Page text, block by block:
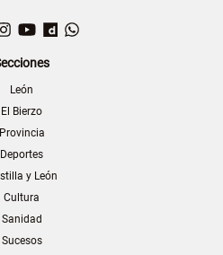
Instagram
YouTubeDailymotion
León
El Bierzo
Provincia
Deportes
y León
Cultura
Sanidad
Sucesos